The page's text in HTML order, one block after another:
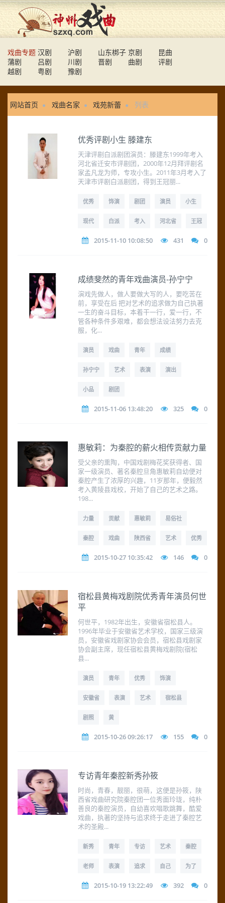
戏曲专题 汉剧 沪剧 山东梆子 京剧
昆曲
蒲剧
吕剧 川剧 晋剧 曲剧
评剧
越剧
粤剧 豫剧
网站首页 戏曲名家 戏苑新蕾 列表
优秀评剧小生 滕建东
天津评剧白派剧团演员：滕建东1999年考入
河北省迁安市评剧团，2000年12月拜评剧名
家孟凡龙为师，专攻小生。2011年3月考入了
天津市评剧白派剧团，得到王冠丽...
优秀 饰演 剧团 演员 小生
现代 白派 考入 河北省 王冠
2015-11-10 10:08:50 431 0
成绩斐然的青年戏曲演员-孙宁宁
演戏先做人，做人要做大写的人，要吃苦在
前，享受在后 把对艺术的追求做为自己执著
一生的奋斗目标，本着干一行，爱一行，不
管各种条件多艰难，都会想法设法努力去克
服，化...
演员 戏曲 青年 成绩
孙宁宁 艺术 表演 演出
小品 剧团
2015-11-06 13:48:20 325 0
惠敏莉：为秦腔的薪火相传贡献力量
受父亲的熏陶，中国戏剧梅花奖获得者、国
家一级演员、著名秦腔旦角惠敏莉自幼便对
秦腔产生了浓厚的兴趣，11岁那年，便毅然
考入黄陵县戏校，开始了自己的艺术之路。
198...
力量 贡献 惠敏莉 易俗社
秦腔 戏曲 陕西省 艺术 优秀
2015-10-27 10:35:42 146 0
宿松县黄梅戏剧院优秀青年演员何世
平
何世平，1982年出生，安徽省宿松县人。
1996年毕业于安徽省艺术学校，国家三级演
员，安徽省戏剧家协会会员，宿松县戏剧家
协会副主席，现任宿松县黄梅戏剧院(宿松
县...
演员 青年 优秀 饰演
安徽省 表演 艺术 宿松县
剧照 黄
2015-10-26 09:26:17 155 0
专访青年秦腔新秀孙筱
时尚，青春，靓丽，很萌，这便是孙筱，陕
西省戏曲研究院秦腔团一位秀面玲珑，纯朴
善良的秦腔演员，自幼喜欢唱歌跳舞，酷爱
戏曲，执著的坚持与追求终于走进了秦腔艺
术的圣殿...
新秀 青年 专访 艺术 秦腔
老师 表演 追求 自己 为了
2015-10-19 13:22:49 392 0